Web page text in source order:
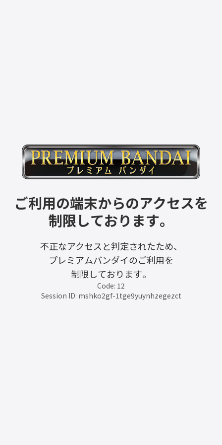
ご利用の端末からのアクセスを
制限しております。
不正なアクセスと判定されたため、
プレミアムバンダイのご利用を
制限しております。
Code: 12
Session ID: mshko2gf-1tge9yuynhzegezct